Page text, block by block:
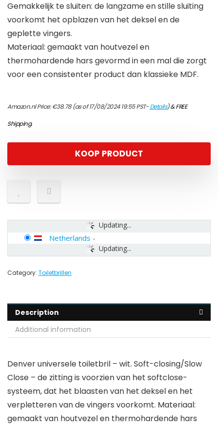
Gemakkelijk te sluiten: de langzame en stille sluiting
voorkomt het opblazen van het deksel en de
geplette vingers.
Materiaal: gemaakt van houtvezel en
thermohardende hars gevormd in een mal die zorgt
voor een consistenter product dan klassieke MDF.
Amazon.nl Price:€38.78(as of 17/08/2024 19:55 PST-Details)&FREE
Shipping.
KOOP PRODUCT
Updating...
Updating...
Netherlands -
Category: Toiletbrillen
Description
Additional information
Denver universele toiletbril – wit. Soft-closing/Slow
Close – de zitting is voorzien van het softclose-
systeem, dat het blaasten van het deksel en het
verpletteren van de vingers voorkomt. Materiaal:
gemaakt van houtvezel en thermohardende hars